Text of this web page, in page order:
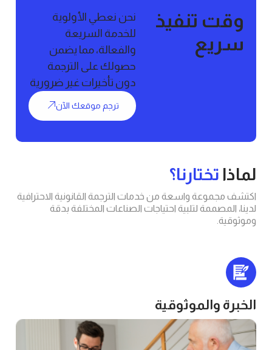
تنفيذ
نحن نعطي الأولوية
للخدمة السريعة
والفعالة، مما يضمن
حصولك على الترجمة
دون تأخيرات غير ضرورية
ترجم موقعك الآن
تختارنا؟
واسعة من خدمات الترجمة القانونية الاحترافية
لتلبية احتياجات الصناعات المختلفة بدقة
والموثوقية